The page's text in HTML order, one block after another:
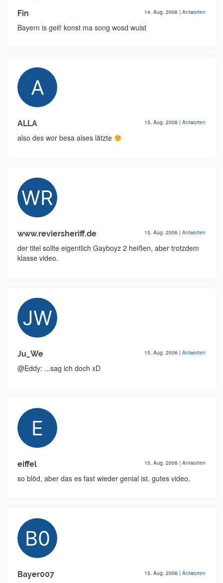
Fin 14. Aug. 2006 | Antworten
Bayern is geil! konst ma song wosd wuist
ALLA 15. Aug. 2006 | Antworten
also des wor besa alses lätzte
www.reviersheriff.de 15. Aug. 2006 | Antworten
der titel sollte eigentlich Gayboyz 2 heißen, aber trotzdem
klasse video.
Ju_We 15. Aug. 2006 | Antworten
@Eddy: ...sag ich doch xD
eiffel 15. Aug. 2006 | Antworten
so blöd, aber das es fast wieder genial ist. gutes video.
Bayer007 15. Aug. 2006 | Antworten